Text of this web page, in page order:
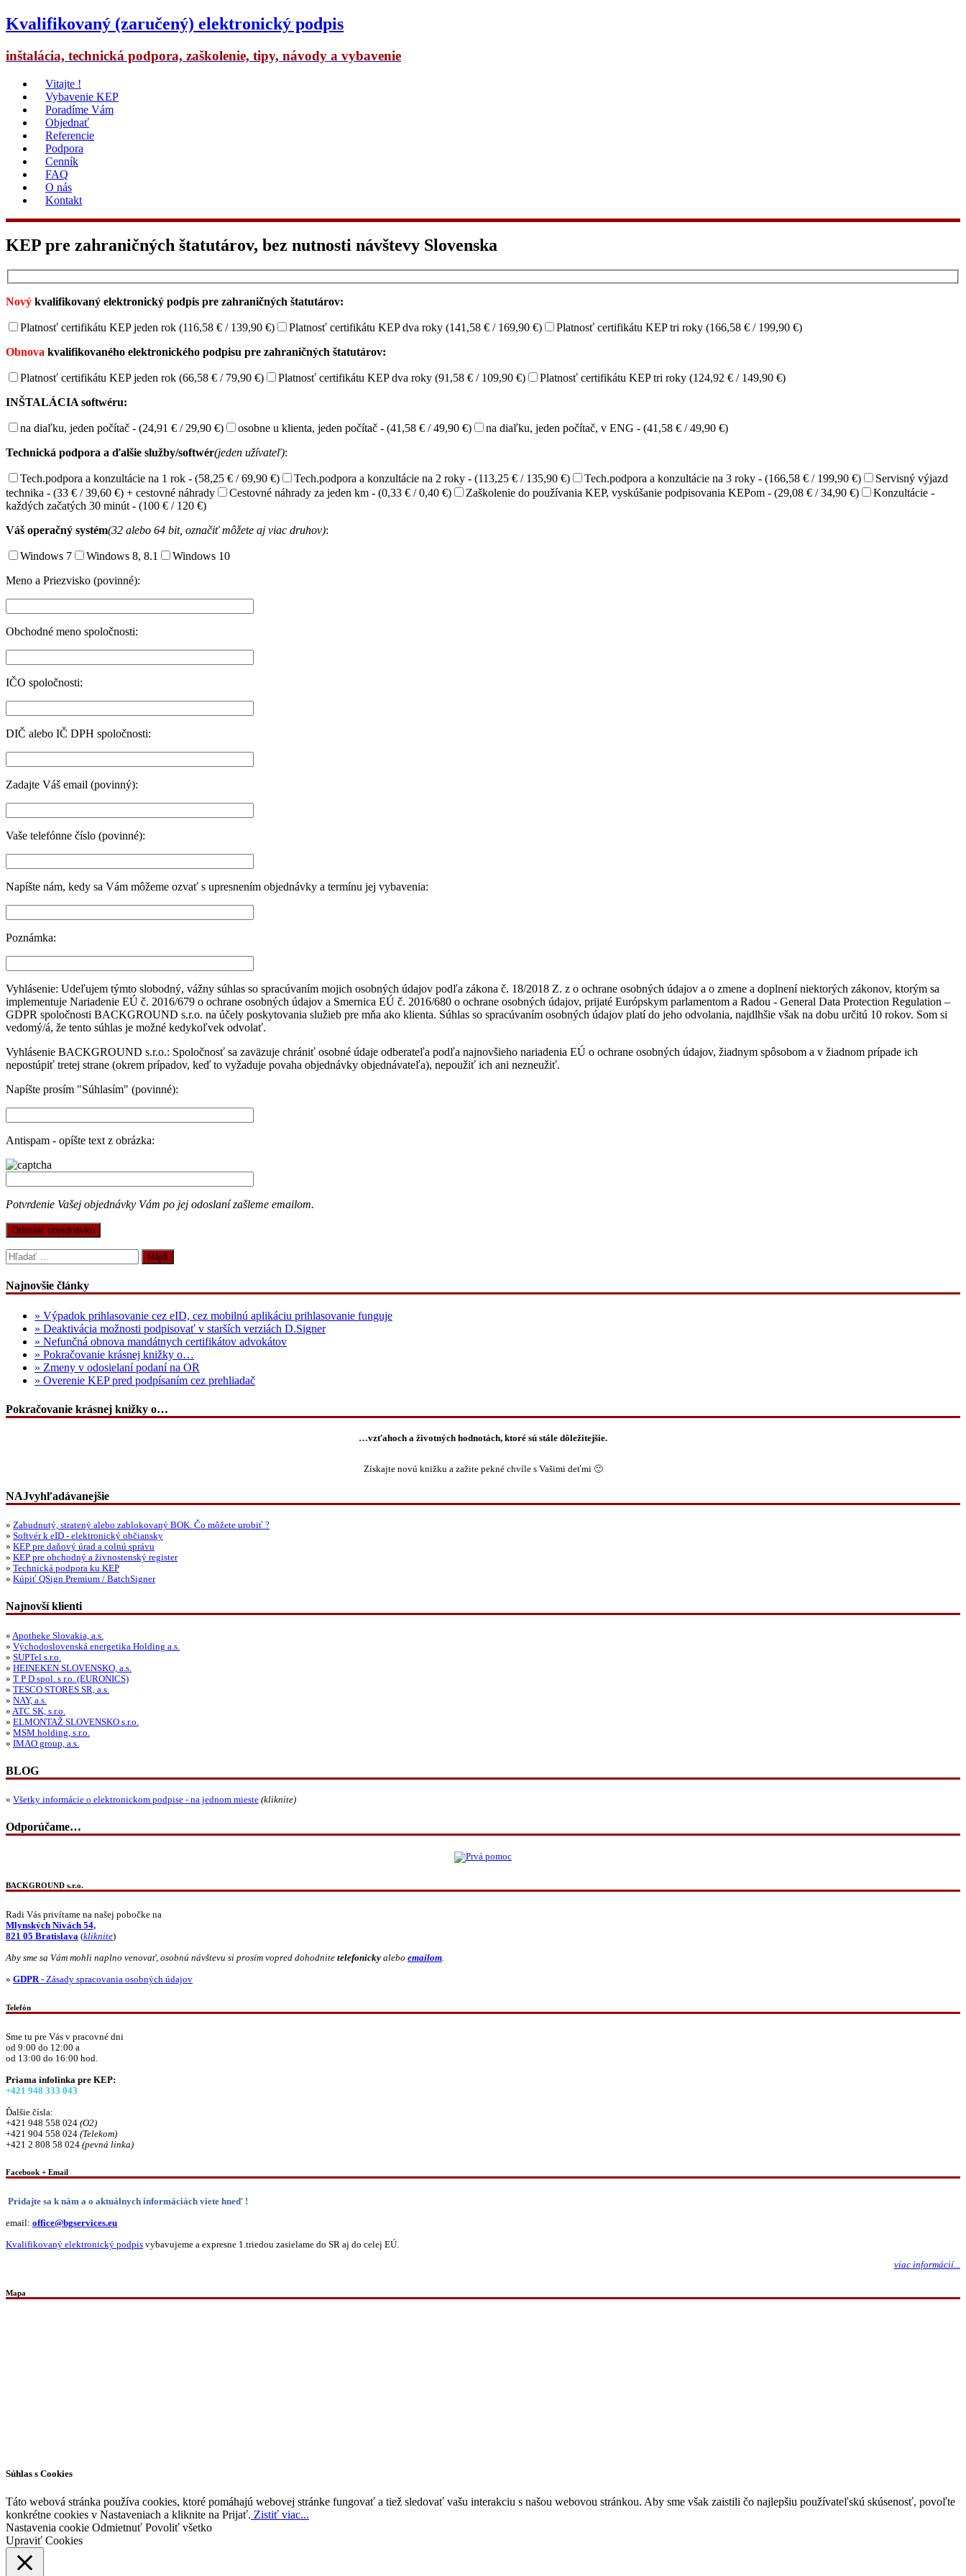
Kvalifikovaný (zaručený) elektronický podpis
inštalácia, technická podpora, zaškolenie, tipy, návody a vybavenie
Vitajte !
Vybavenie KEP
Poradíme Vám
Objednať
Referencie
Podpora
Cenník
FAQ
O nás
Kontakt
KEP pre zahraničných štatutárov, bez nutnosti návštevy Slovenska
Nový kvalifikovaný elektronický podpis pre zahraničných štatutárov:
Platnosť certifikátu KEP jeden rok (116,58 € / 139,90 €) Platnosť certifikátu KEP dva roky (141,58 € / 169,90 €)
Platnosť certifikátu KEP tri roky (166,58 € / 199,90 €)
Obnova kvalifikovaného elektronického podpisu pre zahraničných štatutárov:
Platnosť certifikátu KEP jeden rok (66,58 € / 79,90 €) Platnosť certifikátu KEP dva roky (91,58 € / 109,90 €)
Platnosť certifikátu KEP tri roky (124,92 € / 149,90 €)
INŠTALÁCIA softwéru:
na diaľku, jeden počítač - (24,91 € / 29,90 €) osobne u klienta, jeden počítač - (41,58 € / 49,90 €)
na diaľku, jeden počítač, v ENG - (41,58 € / 49,90 €)
Technická podpora a ďalšie služby/softwér(jeden užívateľ):
Tech.podpora a konzultácie na 1 rok - (58,25 € / 69,90 €) Tech.podpora a konzultácie na 2 roky - (113,25 € / 135,90 €) Tech.podpora a konzultácie na 3 roky - (166,58 € / 199,90 €)
Servisný výjazd
technika - (33 € / 39,60 €) + cestovné náhrady
Cestovné náhrady za jeden km - (0,33 € / 0,40 €) Zaškolenie do používania KEP, vyskúšanie podpisovania KEPom - (29,08 € / 34,90 €)
Konzultácie -
každých začatých 30 minút - (100 € / 120 €)
Váš operačný systém(32 alebo 64 bit, označiť môžete aj viac druhov):
Windows 7 Windows 8, 8.1
Windows 10
Meno a Priezvisko (povinné):
Obchodné meno spoločnosti:
IČO spoločnosti:
DIČ alebo IČ DPH spoločnosti:
Zadajte Váš email (povinný):
Vaše telefónne číslo (povinné):
Napíšte nám, kedy sa Vám môžeme ozvať s upresnením objednávky a termínu jej vybavenia:
Poznámka:
Vyhlásenie: Udeľujem týmto slobodný, vážny súhlas so spracúvaním mojich osobných údajov podľa zákona č. 18/2018 Z. z o ochrane osobných údajov a o zmene a doplnení niektorých zákonov, ktorým sa
implementuje Nariadenie EÚ č. 2016/679 o ochrane osobných údajov a Smernica EÚ č. 2016/680 o ochrane osobných údajov, prijaté Európskym parlamentom a Radou - General Data Protection Regulation –
GDPR spoločnosti BACKGROUND s.r.o. na účely poskytovania služieb pre mňa ako klienta. Súhlas so spracúvaním osobných údajov platí do jeho odvolania, najdlhšie však na dobu určitú 10 rokov. Som si
vedomý/á, že tento súhlas je možné kedykoľvek odvolať.
Vyhlásenie BACKGROUND s.r.o.: Spoločnosť sa zaväzuje chrániť osobné údaje odberateľa podľa najnovšieho nariadenia EÚ o ochrane osobných údajov, žiadnym spôsobom a v žiadnom prípade ich
nepostúpiť tretej strane (okrem prípadov, keď to vyžaduje povaha objednávky objednávateľa), nepoužiť ich ani nezneužiť.
Napíšte prosím "Súhlasím" (povinné):
Antispam - opíšte text z obrázka:
Potvrdenie Vašej objednávky Vám po jej odoslaní zašleme emailom.
Hľadať:
Najnovšie články
» Výpadok prihlasovanie cez eID, cez mobilnú aplikáciu prihlasovanie funguje
» Deaktivácia možnosti podpisovať v starších verziách D.Signer
» Nefunčná obnova mandátnych certifikátov advokátov
» Pokračovanie krásnej knižky o…
» Zmeny v odosielaní podaní na OR
» Overenie KEP pred podpísaním cez prehliadač
Pokračovanie krásnej knižky o…
…vzťahoch a životných hodnotách, ktoré sú stále dôležitejšie.
Získajte novú knižku a zažite pekné chvíle s Vašimi deťmi 🙂
NAJvyhľadávanejšie
» Zabudnutý, stratený alebo zablokovaný BOK. Čo môžete urobiť ?
» Softvér k eID - elektronický občiansky
» KEP pre daňový úrad a colnú správu
» KEP pre obchodný a živnostenský register
» Technická podpora ku KEP
» Kúpiť QSign Premium / BatchSigner
Najnovší klienti
» Apotheke Slovakia, a.s.
» Východoslovenská energetika Holding a.s.
» SUPTel s.r.o.
» HEINEKEN SLOVENSKO, a.s.
» T P D spol. s r.o. (EURONICS)
» TESCO STORES SR, a.s.
» NAY, a.s.
» ATC SK, s.r.o.
» ELMONTAŽ SLOVENSKO s.r.o.
» MSM holding, s.r.o.
» IMAO group, a.s.
BLOG
» Všetky informácie o elektronickom podpise - na jednom mieste (kliknite)
Odporúčame…
BACKGROUND s.r.o.
Radi Vás privítame na našej pobočke na
Mlynských Nivách 54,
821 05 Bratislava (kliknite)
Aby sme sa Vám mohli naplno venovať, osobnú návštevu si prosím vopred dohodnite telefonicky alebo emailom
» GDPR - Zásady spracovania osobných údajov
Telefón
Sme tu pre Vás v pracovné dni
od 9:00 do 12:00 a
od 13:00 do 16:00 hod.
Priama infolinka pre KEP:
+421 948 333 043
Ďalšie čísla:
+421 948 558 024 (O2)
+421 904 558 024 (Telekom)
+421 2 808 58 024 (pevná linka)
Facebook + Email
Pridajte sa k nám a o aktuálnych informáciách viete hneď !
email: office@bgservices.eu
Kvalifikovaný elektronický podpis vybavujeme a expresne 1.triedou zasielame do SR aj do celej EÚ.
viac informácií...
Mapa
Súhlas s Cookies
Táto webová stránka používa cookies, ktoré pomáhajú webovej stránke fungovať a tiež sledovať vašu interakciu s našou webovou stránkou. Aby sme však zaistili čo najlepšiu používateľskú skúsenosť, povoľte
konkrétne cookies v Nastaveniach a kliknite na Prijať. Zistiť viac...
Nastavenia cookie Odmietnuť Povoliť všetko
Upraviť Cookies